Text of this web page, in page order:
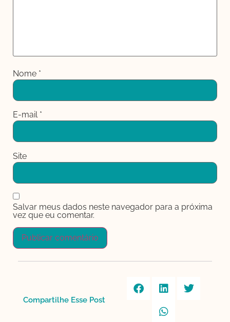
Nome *
E-mail *
Site
Salvar meus dados neste navegador para a próxima
vez que eu comentar.
Compartilhe Esse Post​